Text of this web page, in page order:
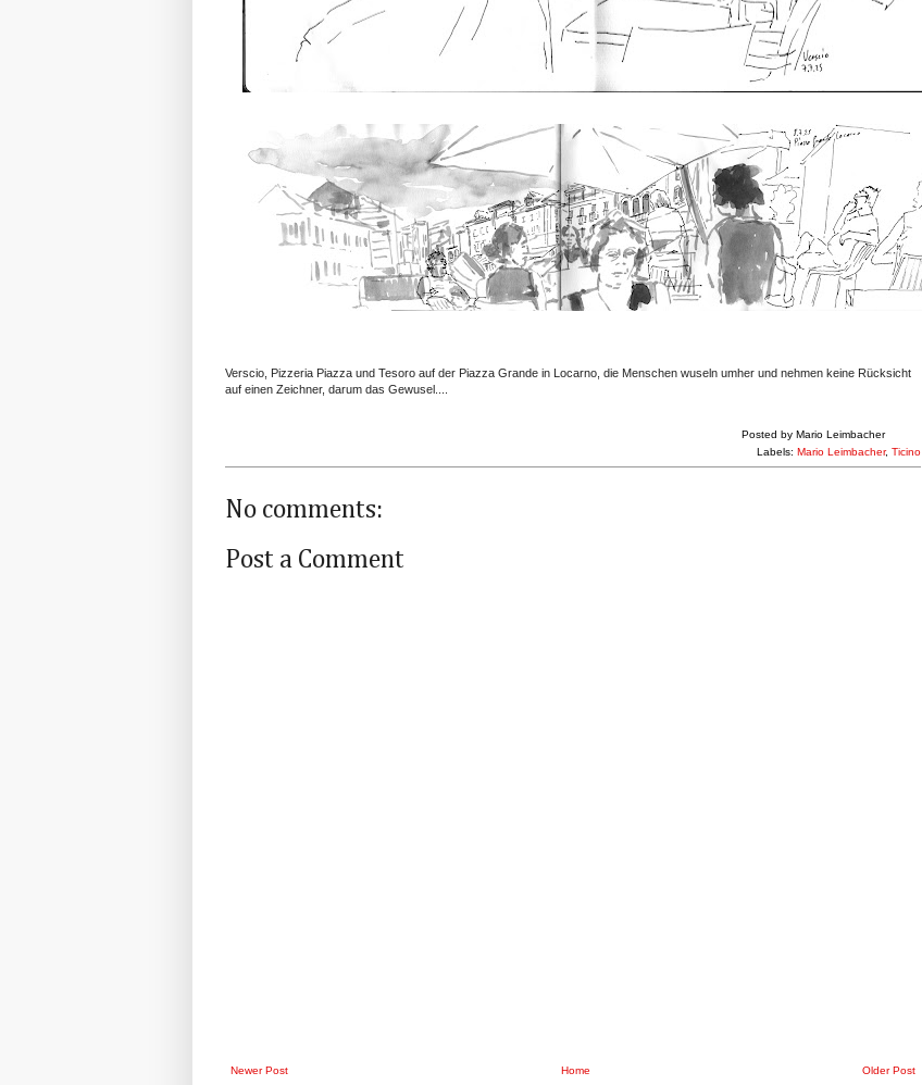
Verscio, Pizzeria Piazza und Tesoro auf der Piazza Grande in Locarno, die Menschen wuseln umher und nehmen keine Rücksicht
auf einen Zeichner, darum das Gewusel....
Posted by Mario Leimbacher
Labels: Mario Leimbacher, Ticino
No comments:
Post a Comment
Newer Post Older Post
Home